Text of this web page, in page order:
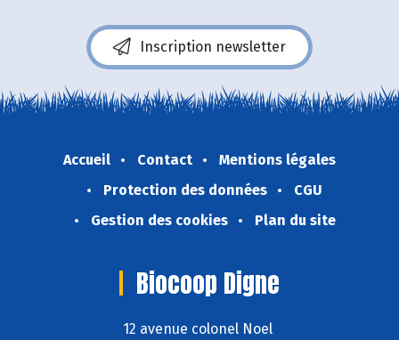
Inscription newsletter
Accueil Contact
Mentions légales
Protection des données
CGU
Gestion des cookies
Plan du site
Biocoop Digne
12 avenue colonel Noel